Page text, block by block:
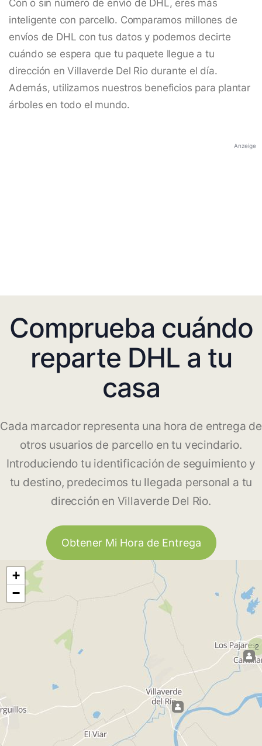
Con o sin número de envío de DHL, eres más
inteligente con parcello. Comparamos millones de
envíos de DHL con tus datos y podemos decirte
cuándo se espera que tu paquete llegue a tu
dirección en Villaverde Del Rio durante el día.
Además, utilizamos nuestros beneficios para plantar
árboles en todo el mundo.
Anzeige
Comprueba cuándo
reparte DHL a tu
casa
Cada marcador representa una hora de entrega de
otros usuarios de parcello en tu vecindario.
Introduciendo tu identificación de seguimiento y
tu destino, predecimos tu llegada personal a tu
dirección en Villaverde Del Rio.
Obtener Mi Hora de Entrega
2
+
−